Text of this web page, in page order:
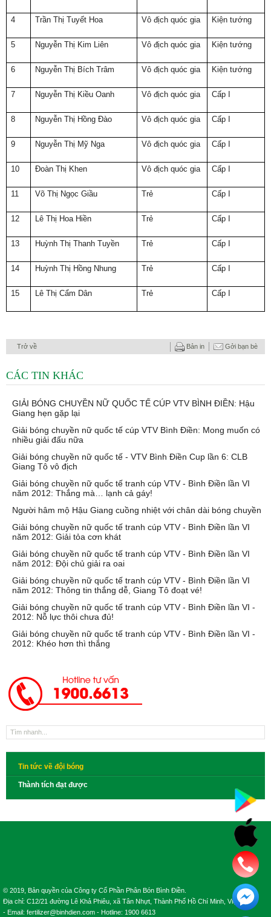
4 Trần Thị Tuyết Hoa Vô địch quóc gia Kiện tướng
5 Nguyễn Thị Kim Liên Vô địch quóc gia Kiện tướng
6 Nguyễn Thị Bích Trâm Vô địch quóc gia Kiện tướng
7 Nguyễn Thị Kiều Oanh Vô địch quóc gia Cấp I
8 Nguyễn Thị Hồng Đào Vô địch quóc gia Cấp I
9 Nguyễn Thị Mỹ Nga Vô địch quóc gia Cấp I
10 Đoàn Thị Khen Vô địch quóc gia Cấp I
11 Võ Thị Ngọc Giầu Trẻ Cấp I
12 Lê Thị Hoa Hiền Trẻ Cấp I
13 Huỳnh Thị Thanh Tuyền Trẻ Cấp I
14 Huỳnh Thị Hồng Nhung Trẻ Cấp I
15 Lê Thị Cẩm Dân Trẻ Cấp I
Trở về Gởi bạn bè
Bản in
CÁC TIN KHÁC
GIẢI BÓNG CHUYỀN NỮ QUỐC TẾ CÚP VTV BÌNH ĐIỀN: Hậu
Giang hẹn gặp lại
Giải bóng chuyền nữ quốc tế cúp VTV Bình Điền: Mong muốn có
nhiều giải đấu nữa
Giải bóng chuyền nữ quốc tế - VTV Bình Điền Cup lần 6: CLB
Giang Tô vô địch
Giải bóng chuyền nữ quốc tế tranh cúp VTV - Bình Điền lần VI
năm 2012: Thắng mà… lạnh cả gáy!
Người hâm mộ Hậu Giang cuồng nhiệt với chân dài bóng chuyền
Giải bóng chuyền nữ quốc tế tranh cúp VTV - Bình Điền lần VI
năm 2012: Giải tỏa cơn khát
Giải bóng chuyền nữ quốc tế tranh cúp VTV - Bình Điền lần VI
năm 2012: Đội chủ giải ra oai
Giải bóng chuyền nữ quốc tế tranh cúp VTV - Bình Điền lần VI
năm 2012: Thông tin thắng dễ, Giang Tô đoạt vé!
Giải bóng chuyền nữ quốc tế tranh cúp VTV - Bình Điền lần VI -
2012: Nỗ lực thôi chưa đủ!
Giải bóng chuyền nữ quốc tế tranh cúp VTV - Bình Điền lần VI -
2012: Khéo hơn thì thắng
Tin tức về đội bóng
Thành tích đạt được
© 2019, Bản quyền của Công ty Cổ Phần Phân Bón Bình Điền.
Địa chỉ: C12/21 đường Lê Khả Phiêu, xã Tân Nhựt, Thành Phố Hồ Chí Minh, Việt Nam.
- Email: fertilizer@binhdien.com - Hotline: 1900 6613